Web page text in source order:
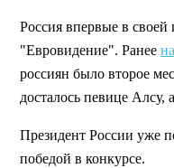
Россия впервые в
"Евровидение". Ранее
россиян было второе
досталось певице Алсу,
Президент России уже
победой в конкурсе.